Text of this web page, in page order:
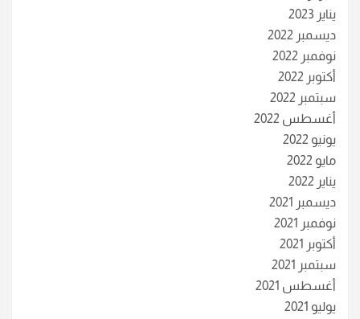
يناير 2023
ديسمبر 2022
نوفمبر 2022
أكتوبر 2022
سبتمبر 2022
أغسطس 2022
يونيو 2022
مايو 2022
يناير 2022
ديسمبر 2021
نوفمبر 2021
أكتوبر 2021
سبتمبر 2021
أغسطس 2021
يوليو 2021